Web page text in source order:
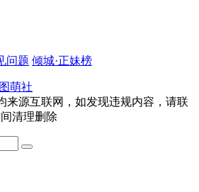
问题 倾城·正妹榜
图萌社
来源互联网，如发现违规内容，请联
清理删除